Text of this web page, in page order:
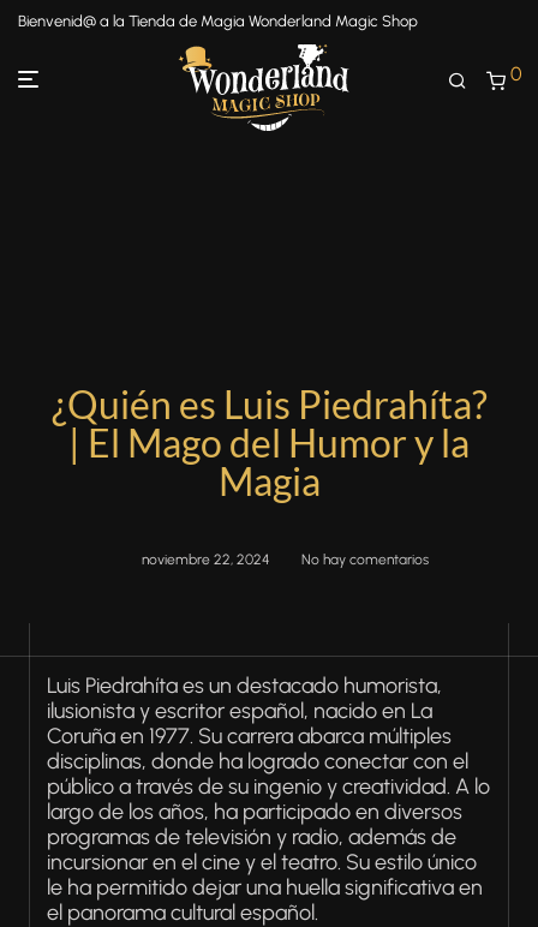
Bienvenid@ a la Tienda de Magia Wonderland Magic Shop
0
¿Quién es Luis Piedrahíta?
| El Mago del Humor y la
Magia
noviembre 22, 2024 No hay comentarios
Luis Piedrahíta es un destacado humorista,
ilusionista y escritor español, nacido en La
Coruña en 1977. Su carrera abarca múltiples
disciplinas, donde ha logrado conectar con el
público a través de su ingenio y creatividad. A lo
largo de los años, ha participado en diversos
programas de televisión y radio, además de
incursionar en el cine y el teatro. Su estilo único
le ha permitido dejar una huella significativa en
el panorama cultural español.